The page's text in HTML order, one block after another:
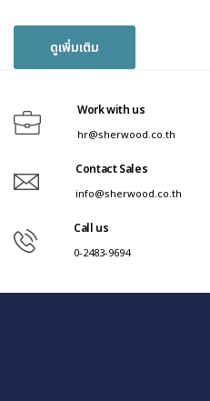
ดูเพิ่มเติม
Work with us
hr@sherwood.co.th
Contact Sales
info@sherwood.co.th
Call us
0-2483-9694